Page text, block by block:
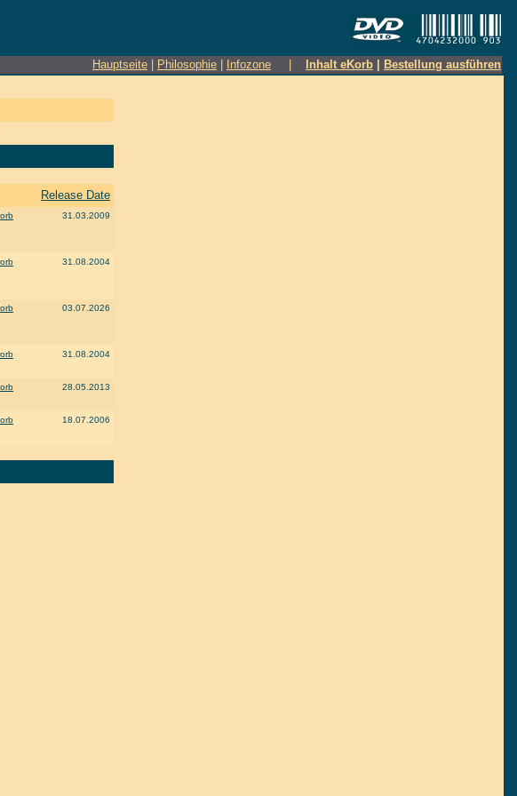
Hauptseite Philosophie Infozone Inhalt eKorb Bestellung ausführen
Release Date
31.03.2009
31.08.2004
03.07.2026
31.08.2004
28.05.2013
18.07.2006